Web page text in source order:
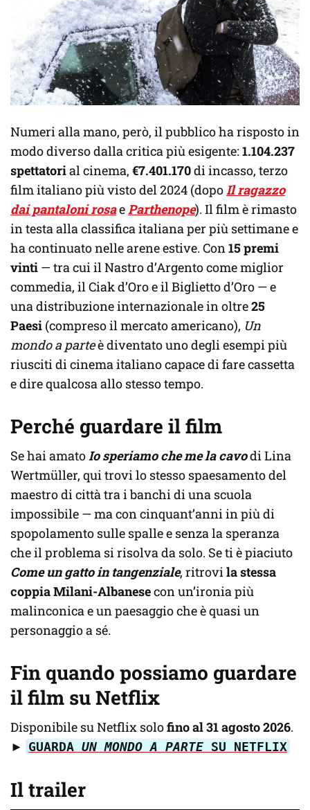
Numeri alla mano, però, il pubblico ha risposto in
modo diverso dalla critica più esigente: 1.104.237
spettatorial cinema, €7.401.170di incasso, terzo
film italiano più visto del 2024 (dopoIl ragazzo
dai pantaloni rosaeParthenope). Il film è rimasto
in testa alla classifica italiana per più settimane e
ha continuato nelle arene estive. Con15 premi
vinti — tra cui il Nastro d’Argento come miglior
commedia, il Ciak d’Oro e il Biglietto d’Oro — e
una distribuzione internazionale in oltre25
Paesi (compreso il mercato americano), Un
mondo a parteè diventato uno degli esempi più
riusciti di cinema italiano capace di fare cassetta
e dire qualcosa allo stesso tempo.
Perché guardare il film
Se hai amatoIo speriamo che me la cavodi Lina
Wertmüller, qui trovi lo stesso spaesamento del
maestro di città tra i banchi di una scuola
impossibile — ma con cinquant’anni in più di
spopolamento sulle spalle e senza la speranza
che il problema si risolva da solo. Se ti è piaciuto
Come un gatto in tangenziale, ritrovila stessa
coppia Milani-Albanesecon un’ironia più
malinconica e un paesaggio che è quasi un
personaggio a sé.
Fin quando possiamo guardare
il film su Netflix
Disponibile su Netflix solofino al 31 agosto 2026.
►
GUARDA UN MONDO A PARTE SU NETFLIX
Il trailer